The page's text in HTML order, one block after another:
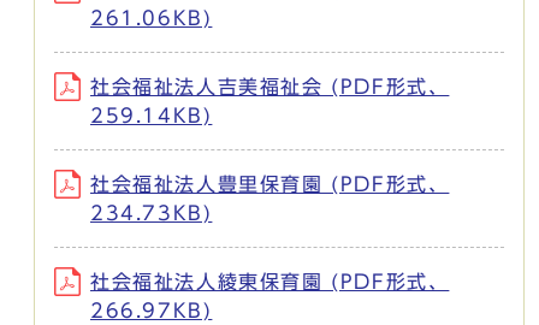
261.06KB)
社会福祉法人吉美福祉会 (PDF形式、
259.14KB)
社会福祉法人豊里保育園 (PDF形式、
234.73KB)
社会福祉法人綾東保育園 (PDF形式、
266.97KB)